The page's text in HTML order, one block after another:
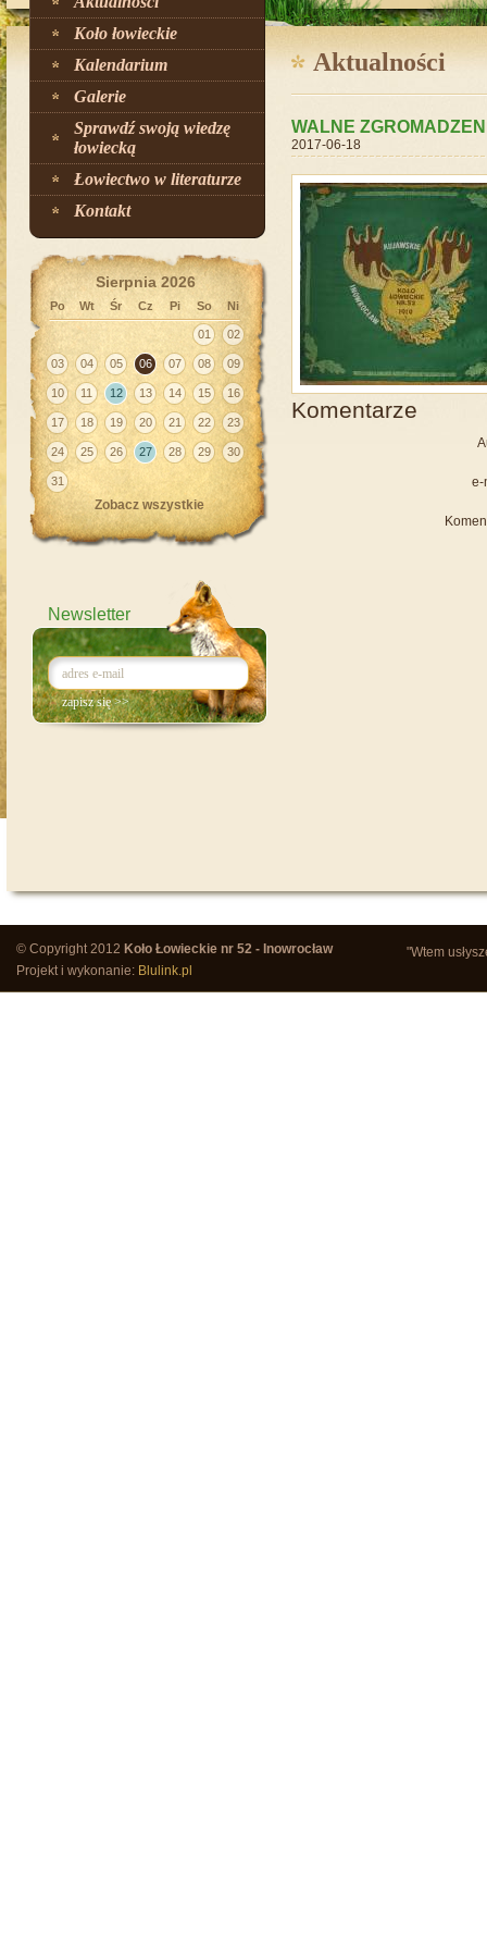
Koło łowieckie
Kalendarium
Galerie
Sprawdź swoją wiedzę
łowiecką
Łowiectwo w literaturze
Kontakt
Sierpnia 2026
Po Wt Śr Cz Pi So Ni
01 02
03 04 05 06 07 08 09
10 11 12 13 14 15 16
17 18 19 20 21 22 23
24 25 26 27 28 29 30
31
Zobacz wszystkie
Newsletter
Aktualności
WALNE
2017-06-18
Komentarze
e-
"Wtem
© Copyright 2012 Koło Łowieckie nr 52 - Inowrocław
Projekt i wykonanie: Blulink.pl